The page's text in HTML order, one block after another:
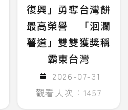
復興」勇奪台灣餅
最高榮譽 「洄瀾
薯道」雙雙獲獎稱
霸東台灣
2026-07-31
觀看人次：1457